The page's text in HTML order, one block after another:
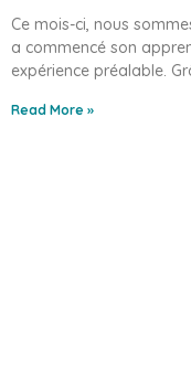
Ce mois-ci, nous
a commencé son
expérience préalable.
Read More »